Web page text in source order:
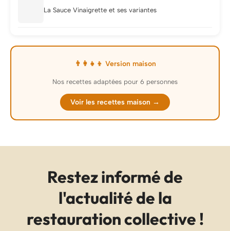
La Sauce Vinaigrette et ses variantes
👨‍👩‍👧‍👦 Version maison
Nos recettes adaptées pour 6 personnes
Voir les recettes maison →
Restez informé de
l'actualité de la
restauration collective !